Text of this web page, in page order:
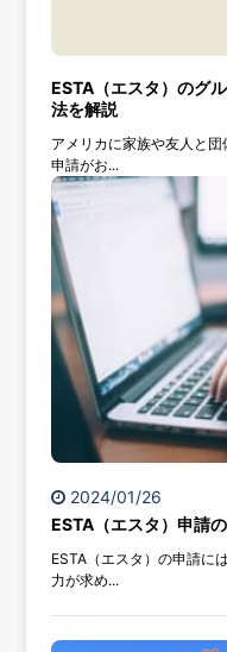
ESTA（エスタ）のグ
法を解説
アメリカに家族や友人と
申請がお...
2024/01/26
ESTA（エスタ）申請
ESTA（エスタ）の申請に
力が求め...